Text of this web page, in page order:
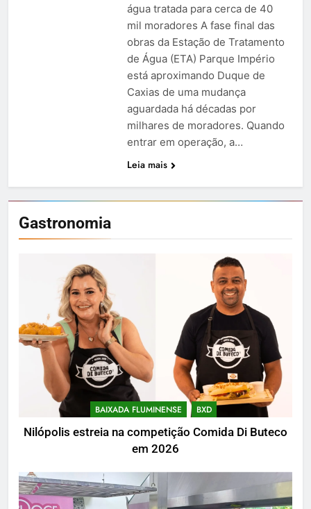
Gastronomia
BAIXADA FLUMINENSE BXD
Nilópolis estreia na competição Comida Di Buteco
em 2026
água tratada para cerca de 40
mil moradores A fase final das
obras da Estação de Tratamento
de Água (ETA) Parque Império
está aproximando Duque de
Caxias de uma mudança
aguardada há décadas por
milhares de moradores. Quando
entrar em operação, a…
Leia mais